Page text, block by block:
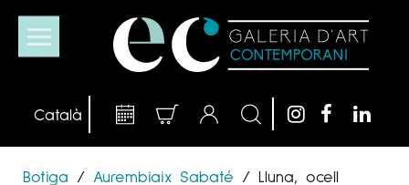
Botiga / Aurembiaix Sabaté / Lluna, ocell